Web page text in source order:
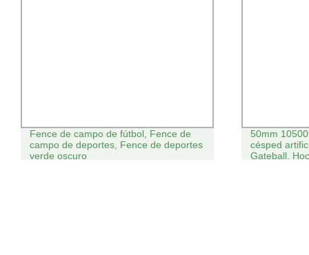
Fence de campo de fútbol, Fence de
campo de deportes, Fence de deportes
verde oscuro
50mm
césped
Gateball.